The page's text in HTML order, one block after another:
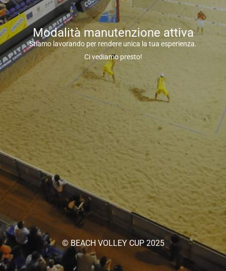
Modalità manutenzione attiva
Stiamo lavorando per rendere unica la tua esperienza.
Ci vediamo presto!
© BEACH VOLLEY CUP 2025